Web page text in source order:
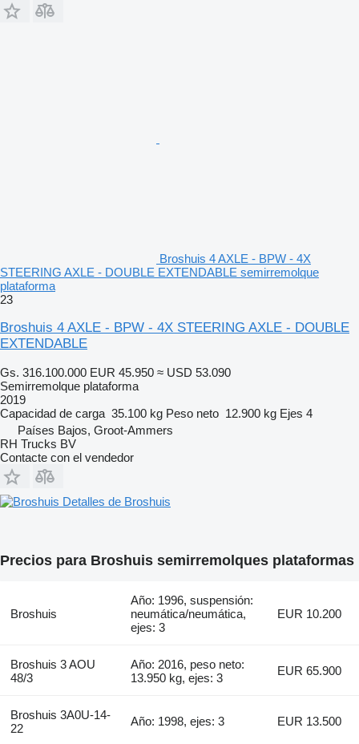
Broshuis 4 AXLE - BPW - 4X
STEERING AXLE - DOUBLE EXTENDABLE semirremolque
plataforma
23
Broshuis 4 AXLE - BPW - 4X STEERING AXLE - DOUBLE
EXTENDABLE
Gs. 316.100.000 EUR 45.950 ≈ USD 53.090
Semirremolque plataforma
2019
Capacidad de carga 35.100 kg Peso neto 12.900 kg Ejes 4
Países Bajos, Groot-Ammers
RH Trucks BV
Contacte con el vendedor
Detalles de Broshuis
Precios para Broshuis semirremolques plataformas
Broshuis
Año: 1996, suspensión:
neumática/neumática,
ejes: 3
EUR 10.200
Broshuis 3 AOU
48/3
Año: 2016, peso neto:
13.950 kg, ejes: 3
EUR 65.900
Broshuis 3A0U-14-
22
Año: 1998, ejes: 3 EUR 13.500